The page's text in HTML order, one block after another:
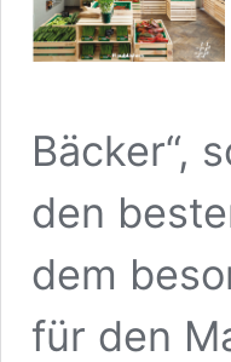
Bäcker“,
den
dem
für den